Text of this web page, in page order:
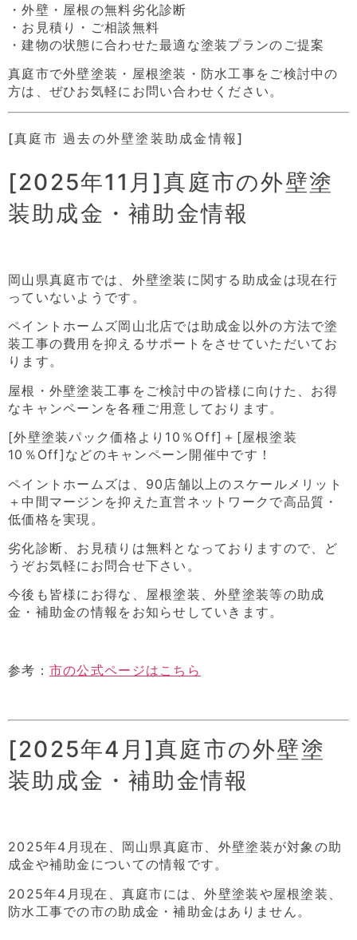
・外壁・屋根の無料劣化診断
・お見積り・ご相談無料
・建物の状態に合わせた最適な塗装プランのご提案
真庭市で外壁塗装・屋根塗装・防水工事をご検討中の
方は、ぜひお気軽にお問い合わせください。
[真庭市 過去の外壁塗装助成金情報]
[2025年11月]真庭市の外壁塗
装助成金・補助金情報
岡山県真庭市では、外壁塗装に関する助成金は現在行
っていないようです。
ペイントホームズ岡山北店では助成金以外の方法で塗
装工事の費用を抑えるサポートをさせていただいてお
ります。
屋根・外壁塗装工事をご検討中の皆様に向けた、お得
なキャンペーンを各種ご用意しております。
[外壁塗装パック価格より10％Off]＋[屋根塗装
10％Off]などのキャンペーン開催中です！
ペイントホームズは、90店舗以上のスケールメリット
＋中間マージンを抑えた直営ネットワークで高品質・
低価格を実現。
劣化診断、お見積りは無料となっておりますので、ど
うぞお気軽にお問合せ下さい。
今後も皆様にお得な、屋根塗装、外壁塗装等の助成
金・補助金の情報をお知らせしていきます。
参考： 市の公式ページはこちら
[2025年4月]真庭市の外壁塗
装助成金・補助金情報
2025年4月現在、岡山県真庭市、外壁塗装が対象の助
成金や補助金についての情報です。
2025年4月現在、真庭市には、外壁塗装や屋根塗装、
防水工事での市の助成金・補助金はありません。